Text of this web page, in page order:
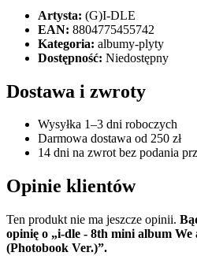
Artysta: (G)I-DLE
EAN: 8804775455742
Kategoria: albumy-plyty
Dostępność: Niedostępny
Dostawa i zwroty
Wysyłka 1–3 dni roboczych
Darmowa dostawa od 250 zł
14 dni na zwrot bez podania
Opinie klientów
Ten produkt nie ma jeszcze opinii.
opinię o „i-dle - 8th mini album
(Photobook Ver.)”.